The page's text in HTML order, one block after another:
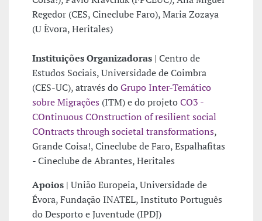
Regedor (CES, Cineclube Faro), Maria Zozaya
(U Èvora, Heritales)
Instituições Organizadoras | Centro de
Estudos Sociais, Universidade de Coimbra
(CES-UC), através doGrupo Inter-Temático
sobre Migrações (ITM) e do projetoCO3 -
COntinuous COnstruction of resilient social
COntracts through societal transformations,
Grande Coisa!, Cineclube de Faro, Espalhafitas
- Cineclube de Abrantes, Heritales
Apoios | União Europeia, Universidade de
Évora, Fundação INATEL, Instituto Português
do Desporto e Juventude (IPDJ)